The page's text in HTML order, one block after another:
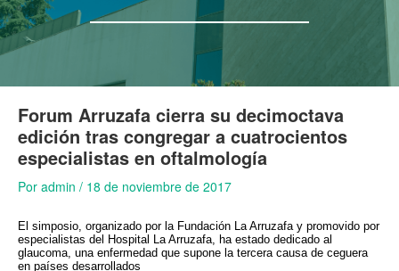
Forum Arruzafa cierra su decimoctava
edición tras congregar a cuatrocientos
especialistas en oftalmología
Por admin / 18 de noviembre de 2017
El simposio, organizado por la Fundación La Arruzafa y promovido por
especialistas del Hospital La Arruzafa, ha estado dedicado al
glaucoma, una enfermedad que supone la tercera causa de ceguera
en países desarrollados